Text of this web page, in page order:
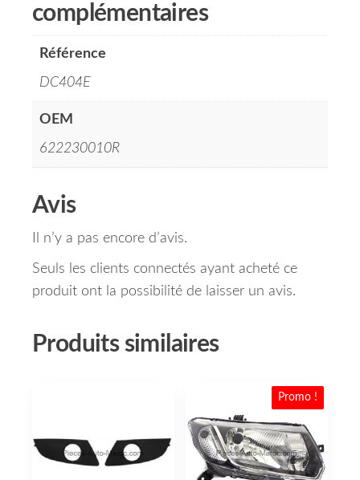
complémentaires
Référence
DC404E
OEM
622230010R
Avis
Il n’y a pas encore d’avis.
Seuls les clients connectés ayant acheté ce
produit ont la possibilité de laisser un avis.
Produits similaires
Promo !